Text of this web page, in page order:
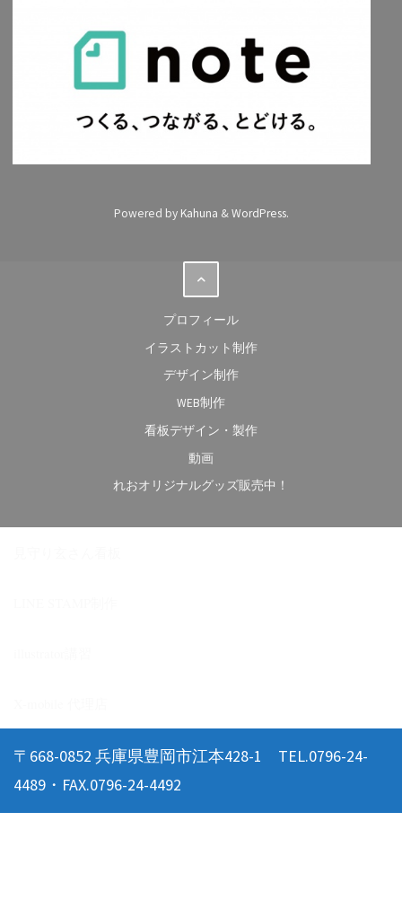
Powered byKahuna &WordPress.
プロフィール
イラストカット制作
デザイン制作
WEB制作
看板デザイン・製作
動画
れおオリジナルグッズ販売中！
〒668-0852 兵庫県豊岡市江本428-1 TEL.0796-24-
4489・FAX.0796-24-4492